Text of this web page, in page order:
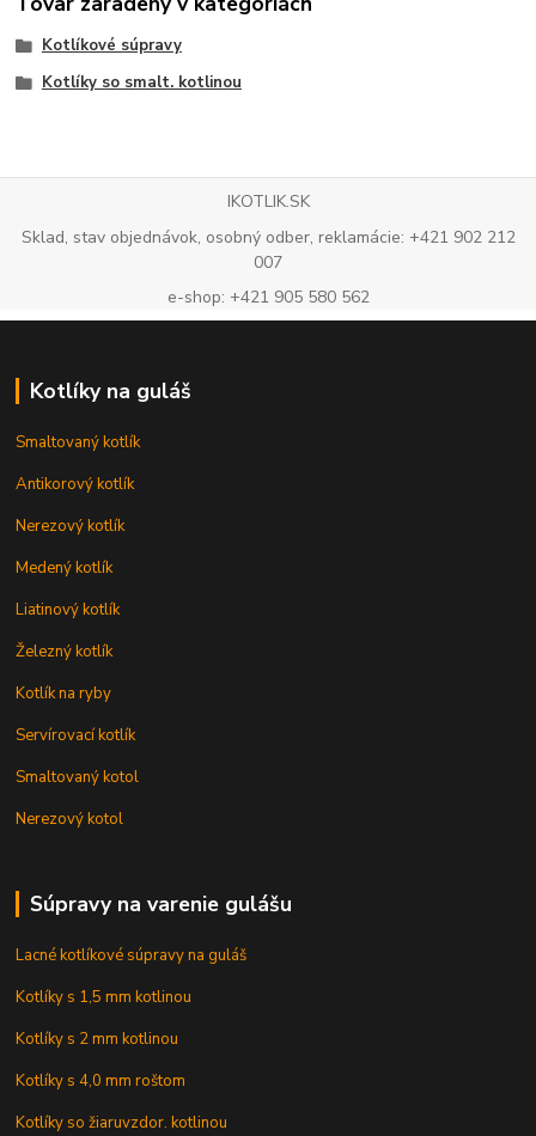
Kotlíkové súpravy
Kotlíky so smalt. kotlinou
IKOTLIK.SK
Sklad, stav objednávok, osobný odber, reklamácie: +421 902 212
007
e-shop: +421 905 580 562
Kotlíky na guláš
Smaltovaný kotlík
Antikorový kotlík
Nerezový kotlík
Medený kotlík
Liatinový kotlík
Železný kotlík
Kotlík na ryby
Servírovací kotlík
Smaltovaný kotol
Nerezový kotol
Súpravy na varenie gulášu
Lacné kotlíkové súpravy na guláš
Kotlíky s 1,5 mm kotlinou
Kotlíky s 2 mm kotlinou
Kotlíky s 4,0 mm roštom
Kotlíky so žiaruvzdor. kotlinou